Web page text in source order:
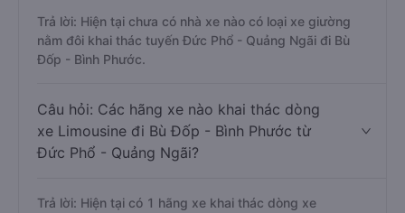
Trả lời: Hiện tại chưa có nhà xe nào có loại xe giường
nằm đôi khai thác tuyến Đức Phổ - Quảng Ngãi đi Bù
Đốp - Bình Phước.
Câu hỏi: Các hãng xe nào khai thác dòng
xe Limousine đi Bù Đốp - Bình Phước từ
Đức Phổ - Quảng Ngãi?
Trả lời: Hiện tại có 1 hãng xe khai thác dòng xe